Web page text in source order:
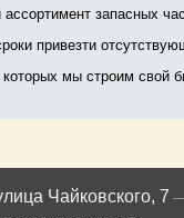
запасных
привезти
мы строим